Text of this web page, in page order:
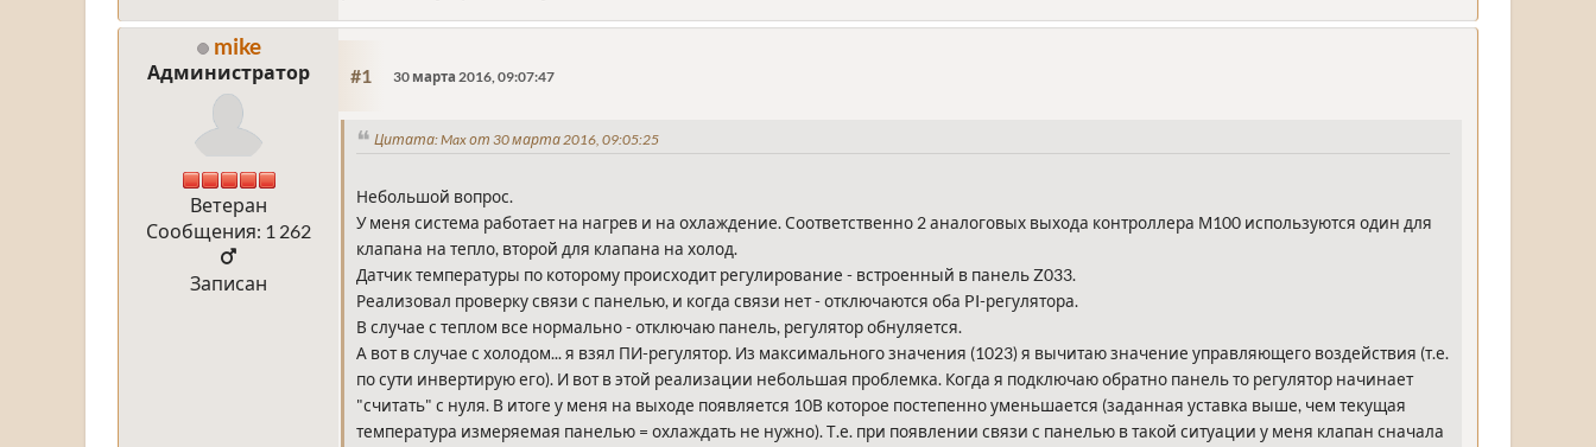
mike
Администратор
Ветеран
Сообщения: 1 262
Записан
#1 30 марта 2016, 09:07:47
Цитата: Max от 30 марта 2016, 09:05:25
Небольшой вопрос.
У меня система работает на нагрев и на охлаждение. Соответственно 2 аналоговых выхода контроллера М100 используются один для
клапана на тепло, второй для клапана на холод.
Датчик температуры по которому происходит регулирование - встроенный в панель Z033.
Реализовал проверку связи с панелью, и когда связи нет - отключаются оба PI-регулятора.
В случае с теплом все нормально - отключаю панель, регулятор обнуляется.
А вот в случае с холодом... я взял ПИ-регулятор. Из максимального значения (1023) я вычитаю значение управляющего воздействия (т.е.
по сути инвертирую его). И вот в этой реализации небольшая проблемка. Когда я подключаю обратно панель то регулятор начинает
"считать" с нуля. В итоге у меня на выходе появляется 10В которое постепенно уменьшается (заданная уставка выше, чем текущая
температура измеряемая панелью = охлаждать не нужно). Т.е. при появлении связи с панелью в такой ситуации у меня клапан сначала